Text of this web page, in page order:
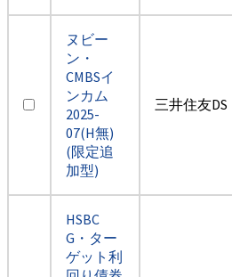
ヌビー
ン・
CMBSイ
ンカム
2025-
07(H無)
(限定追
加型)
三井住友DS
HSBC
G・ター
ゲット利